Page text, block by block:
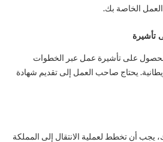
الخاصة بك.
تأشيرة
على تأشيرة عمل عبر الخطوات
يحتاج صاحب العمل إلى تقديم شهادة
يجب أن تخطط لعملية الانتقال إلى المملكة